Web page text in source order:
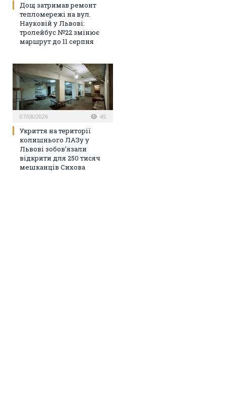
Дощ затримав ремонт
тепломережі на вул.
Науковій у Львові:
тролейбус №22 змінює
маршрут до 11 серпня
07/08/2026 45
Укриття на території
колишнього ЛАЗу у
Львові зобов’язали
відкрити для 250 тисяч
мешканців Сихова